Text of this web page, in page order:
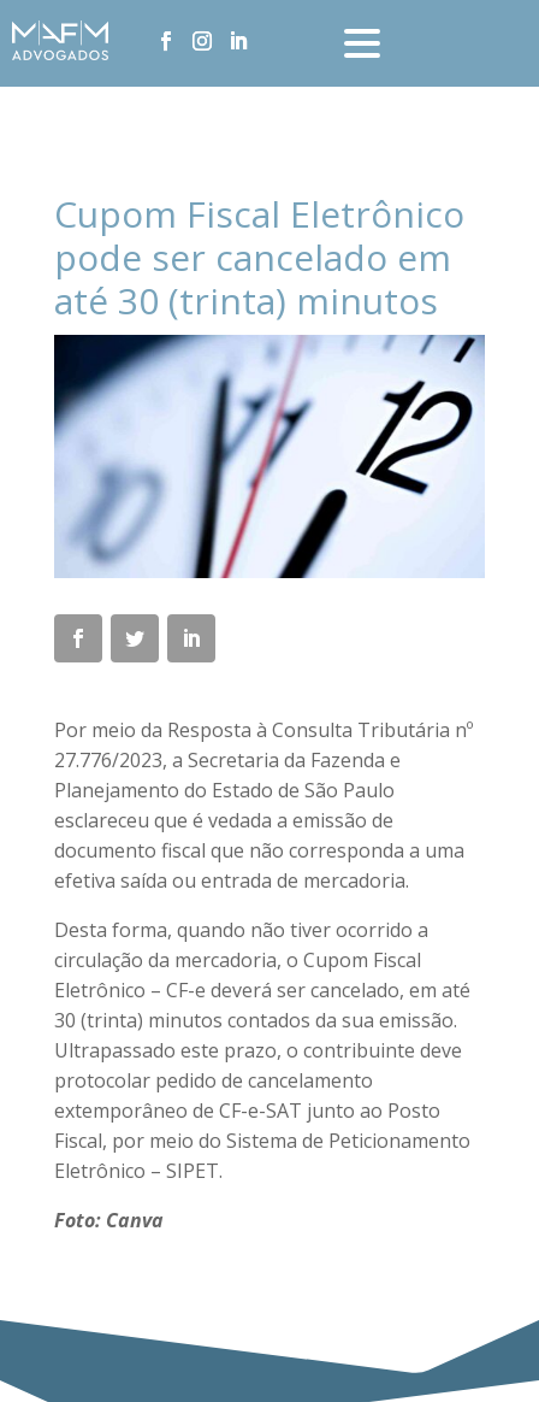
Cupom Fiscal Eletrônico
pode ser cancelado em
até 30 (trinta) minutos
Por meio da Resposta à Consulta Tributária nº
27.776/2023, a Secretaria da Fazenda e
Planejamento do Estado de São Paulo
esclareceu que é vedada a emissão de
documento fiscal que não corresponda a uma
efetiva saída ou entrada de mercadoria.
Desta forma, quando não tiver ocorrido a
circulação da mercadoria, o Cupom Fiscal
Eletrônico – CF-e deverá ser cancelado, em até
30 (trinta) minutos contados da sua emissão.
Ultrapassado este prazo, o contribuinte deve
protocolar pedido de cancelamento
extemporâneo de CF-e-SAT junto ao Posto
Fiscal, por meio do Sistema de Peticionamento
Eletrônico – SIPET.
Foto: Canva